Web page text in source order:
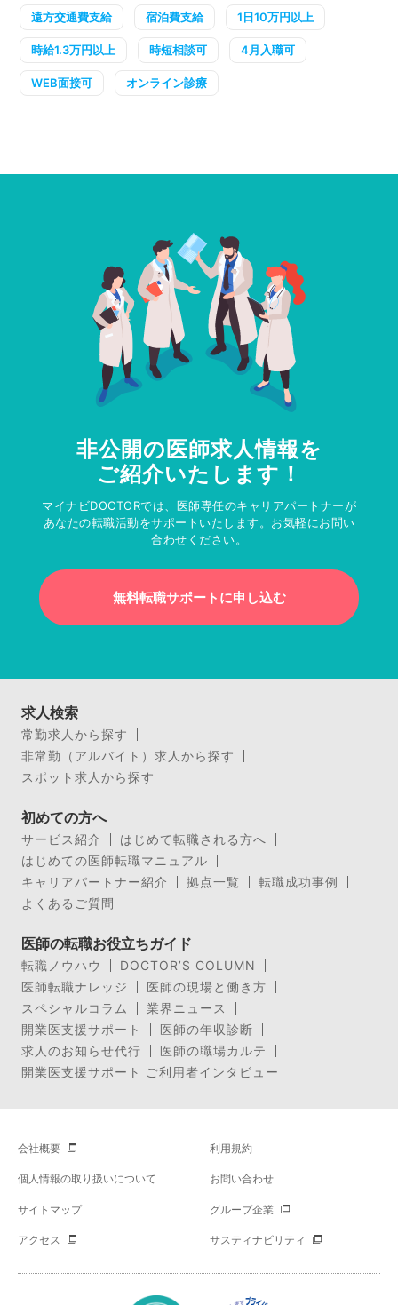
遠方交通費支給 宿泊費支給 1日10万円以上
時給1.3万円以上 時短相談可 4月入職可
WEB面接可 オンライン診療
非公開の医師求人情報を
ご紹介いたします！
マイナビDOCTORでは、医師専任のキャリアパートナーが
あなたの転職活動をサポートいたします。お気軽にお問い
合わせください。
無料転職サポートに申し込む
求人検索
常勤求人から探す
非常勤（アルバイト）求人から探す
スポット求人から探す
初めての方へ
サービス紹介
はじめて転職される方へ
はじめての医師転職マニュアル
キャリアパートナー紹介
拠点一覧
転職成功事例
よくあるご質問
医師の転職お役立ちガイド
転職ノウハウ
DOCTOR’S COLUMN
医師転職ナレッジ
医師の現場と働き方
スペシャルコラム
業界ニュース
開業医支援サポート
医師の年収診断
求人のお知らせ代行
医師の職場カルテ
開業医支援サポート ご利用者インタビュー
会社概要 利用規約
個人情報の取り扱いについて お問い合わせ
サイトマップ グループ企業
アクセス サスティナビリティ